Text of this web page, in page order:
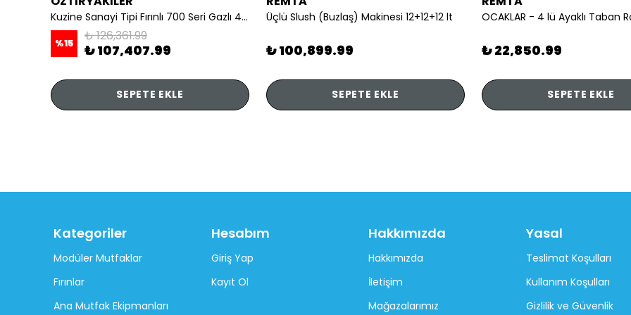
Kuzine Sanayi Tipi Fırınlı 700 Seri Gazlı 4 Açık Ateş 80x70x85 (Lp)-2X6Kw+2X7,5Kw+6Kw Elektrikli Fırın
%15 ₺ 126,361.99
₺ 107,407.99
SEPETE EKLE
Üçlü Slush (Buzlaş) Makinesi 12+12+12 lt
₺ 100,899.99
SEPETE EKLE
₺ 22,850.99
SEPETE EKLE
Kategoriler
Modüler Mutfaklar
Fırınlar
Ana Mutfak Ekipmanları
Hesabım
Giriş Yap
Kayıt Ol
Hakkımızda
Hakkımızda
İletişim
Mağazalarımız
Yasal
Teslimat Koşulları
Kullanım Koşulları
Gizlilik ve Güvenlik